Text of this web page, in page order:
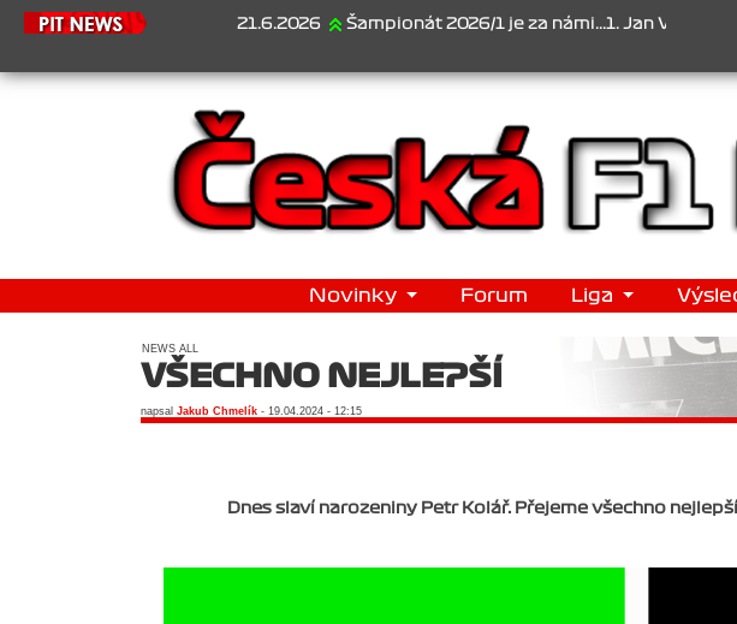
21.6.2026 Šampionát 2026/1 je za námi...1. Jan Veselý , 2.
Novinky Forum Liga
NEWS ALL
VŠECHNO NEJLEPŠÍ
napsal Jakub Chmelík - 19.04.2024 - 12:15
Dnes slaví narozeniny Petr Kolář. Přejeme všechno